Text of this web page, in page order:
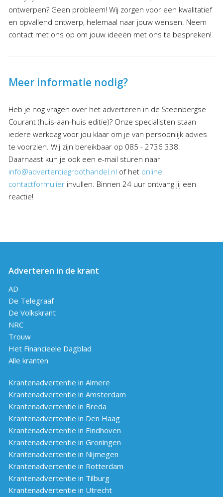
ontwerpen? Geen probleem! Wij zorgen voor een kwalitatief
en opvallend ontwerp, helemaal naar jouw wensen. Neem
contact met ons op om jouw ideeën met ons te bespreken!
Meer informatie nodig?
Heb je nog vragen over het adverteren in de Steenbergse
Courant (huis-aan-huis editie)? Onze specialisten staan
iedere werkdag voor jou klaar om je van persoonlijk advies
te voorzien. Wij zijn bereikbaar op 085 - 2736 338.
Daarnaast kun je ook een e-mail sturen naar
info@advertentiegroothandel.nl of het online
contactformulierinvullen. Binnen 24 uur ontvang jij een
reactie!
Adverteren in de krant
AD
De Telegraaf
De Volkskrant
NRC
Trouw
Het Financieele Dagblad
Alle kranten
Krantenadvertentie in Almere
Krantenadvertentie in Amsterdam
Krantenadvertentie in Breda
Krantenadvertentie in Den Haag
Krantenadvertentie in Eindhoven
Krantenadvertentie in Groningen
Krantenadvertentie in Nijmegen
Krantenadvertentie in Rotterdam
Krantenadvertentie in Tilburg
Krantenadvertentie in Utrecht